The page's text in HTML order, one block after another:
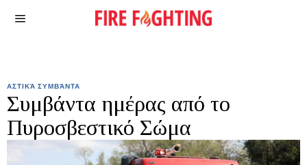
ΑΣΤΙΚΆ ΣΥΜΒΆΝΤΑ
Συμβάντα ημέρας από το
Πυροσβεστικό Σώμα